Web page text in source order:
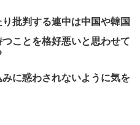
批判する連中は中国や韓国
ことを格好悪いと思わせて
に惑わされないように気を